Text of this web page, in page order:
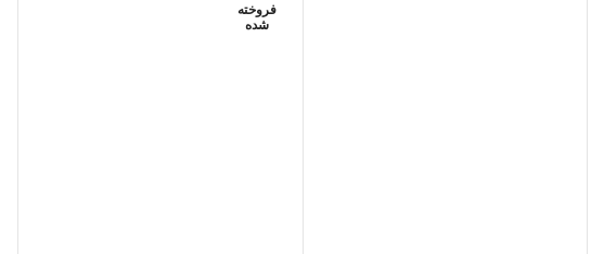
فروخته
شده